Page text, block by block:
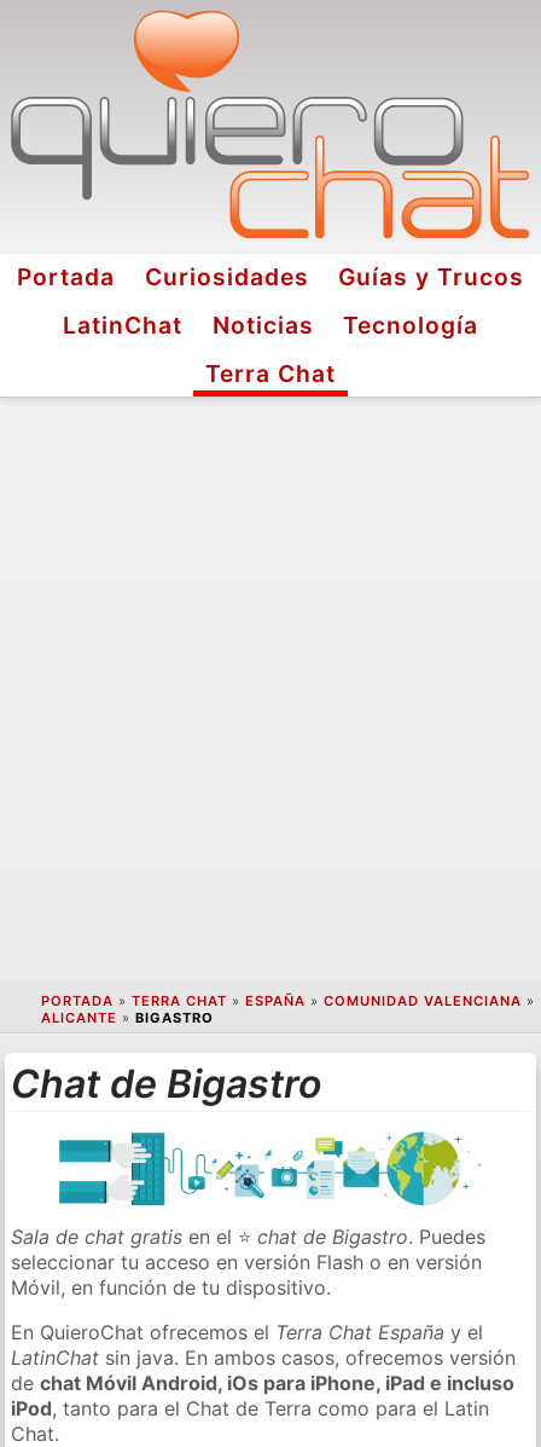
Portada Curiosidades
Guías y Trucos
LatinChat
Noticias
Tecnología
Terra Chat
PORTADA » TERRA CHAT » ESPAÑA » COMUNIDAD VALENCIANA »
ALICANTE » BIGASTRO
Chat de Bigastro
Sala de chat gratis en el ⭐chat de Bigastro. Puedes
seleccionar tu acceso en versión Flash o en versión
Móvil, en función de tu dispositivo.
En QuieroChat ofrecemos el Terra Chat España y el
LatinChat sin java. En ambos casos, ofrecemos versión
dechat Móvil Android, iOs para iPhone, iPad e incluso
iPod, tanto para el Chat de Terra como para el Latin
Chat.